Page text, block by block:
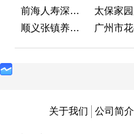
前海人寿深圳幸福之家
顺义张镇养老照料中心
关于我们 公司简介